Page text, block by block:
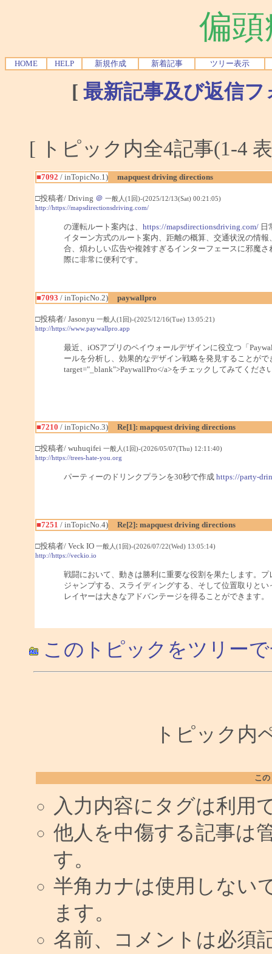
偏
HOME HELP 新規作成 新着記事 ツリー表示
[ 最新記事及び返信
[ トピック内全4記事(1-4
■7092 / inTopicNo.1) mapquest driving directions
□投稿者/ Driving ＠ 一般人(1回)-(2025/12/13(Sat) 00:21:05)
http://https://mapsdirectionsdriving.com/
の運転ルート案内は、 https://mapsdirectionsdriving.com/日
イターン方式のルート案内、距離の概算、交通状況の情
合、煩わしい広告や複雑すぎるインターフェースに邪魔
際に非常に便利です。
■7093 / inTopicNo.2) paywallpro
□投稿者/ Jasonyu 一般人(1回)-(2025/12/16(Tue) 13:05:21)
http://https://www.paywallpro.app
最近、iOSアプリのペイウォールデザインに役立つ「
ールを分析し、効果的なデザイン戦略を発見することが
target="_blank">PaywallPro</a>をチェックしてみてくださ
■7210 / inTopicNo.3) Re[1]: mapquest driving directions
□投稿者/ wuhuqifei 一般人(1回)-(2026/05/07(Thu) 12:11:40)
http://https://trees-hate-you.org
パーティーのドリンクプランを30秒で作成 https://party-
■7251 / inTopicNo.4) Re[2]: mapquest driving directions
□投稿者/ Veck IO 一般人(1回)-(2026/07/22(Wed) 13:05:14)
http://https://veckio.io
戦闘において、動きは勝利に重要な役割を果たします。
ジャンプする、スライディングする、そして位置取りと
レイヤーは大きなアドバンテージを得ることができます。
このトピックをツリー
トピック内
こ
入力内容にタグは利用
他人を中傷する記事は
す。
半角カナは使用しない
ます。
名前、コメントは必須